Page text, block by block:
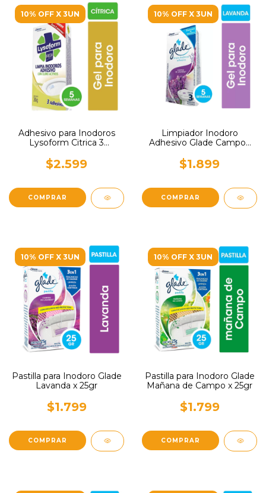
10% OFF X 3UN
Adhesivo para Inodoros
Lysoform Citrica 3
$2.599
10% OFF X 3UN
Limpiador Inodoro
Adhesivo Glade Campos
$1.899
10% OFF X 3UN
Pastilla para Inodoro Glade
Lavanda x 25gr
$1.799
10% OFF X 3UN
Pastilla para Inodoro Glade
Mañana de Campo x 25gr
$1.799